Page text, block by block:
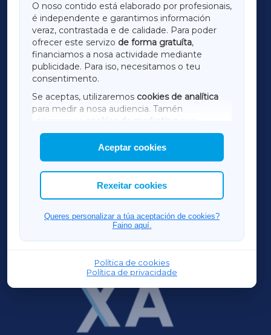
O noso contido está elaborado por profesionais,
é independente e garantimos información
veraz, contrastada e de calidade. Para poder
ofrecer este servizo de forma gratuíta,
financiamos a nosa actividade mediante
publicidade. Para iso, necesitamos o teu
consentimento.
Se aceptas, utilizaremos cookies de analítica
para medir a nosa audiencia. Tamén
utilizaremos
cookies de marketing
mostrar publicidade de terceiros.
Así mesmo, podes personalizar a elección das
cookies que desexas permitir.
Aceptar cookies
Rexeitar cookies
Queres personalizar a túa aceptación de cookies?
Faino aquí.
Política de cookies
Política de privacidade
LUGOXA
TERRACHAXA
AMARIÑAXA
RIBEIRASACRAXA
ACORUÑAXA
FERROLXA
OURENSEXA